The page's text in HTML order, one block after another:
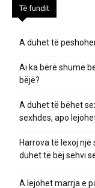
Të fundit
A duhet të
Ai ka bërë shumë
bëjë?
A duhet të bëhet
sexhdes, apo
Harrova të lexoj
duhet të bëj sehvi
A lejohet marrja e